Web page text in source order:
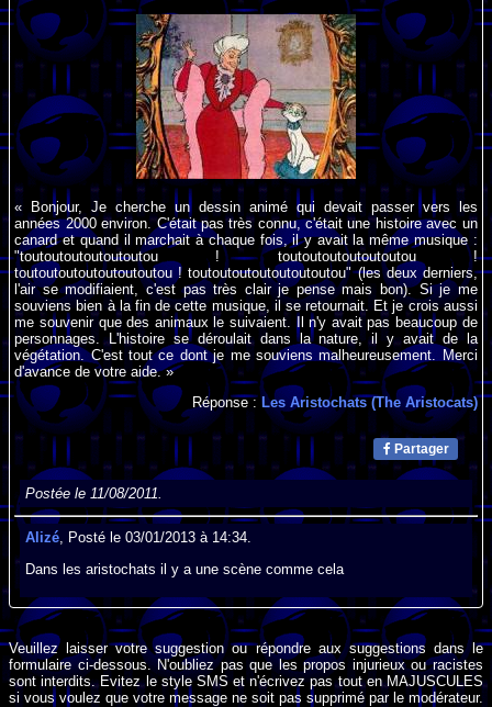
« Bonjour, Je cherche un dessin animé qui devait passer vers les
années 2000 environ. C'était pas très connu, c'était une histoire avec un
canard et quand il marchait à chaque fois, il y avait la même musique :
"toutoutoutoutoutoutou ! toutoutoutoutoutoutou !
toutoutoutoutoutoutoutou ! toutoutoutoutoutoutoutou" (les deux derniers,
l'air se modifiaient, c'est pas très clair je pense mais bon). Si je me
souviens bien à la fin de cette musique, il se retournait. Et je crois aussi
me souvenir que des animaux le suivaient. Il n'y avait pas beaucoup de
personnages. L'histoire se déroulait dans la nature, il y avait de la
végétation. C'est tout ce dont je me souviens malheureusement. Merci
d'avance de votre aide. »
Réponse :Les Aristochats (The Aristocats)
Partager
Postée le 11/08/2011.
Alizé, Posté le 03/01/2013 à 14:34.
Dans les aristochats il y a une scène comme cela
Veuillez laisser votre suggestion ou répondre aux suggestions dans le
formulaire ci-dessous. N'oubliez pas que les propos injurieux ou racistes
sont interdits. Evitez le style SMS et n'écrivez pas tout en MAJUSCULES
si vous voulez que votre message ne soit pas supprimé par le modérateur.